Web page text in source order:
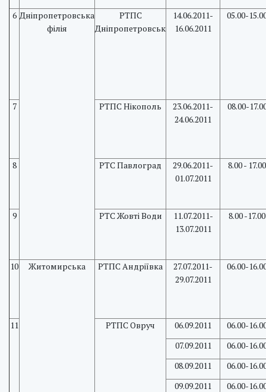
6 Дніпропетровська
філія
РТПС
Дніпропетровськ
14.06.2011-
16.06.2011
05.00-
7 РТПС Нікополь
23.06.2011-
24.06.2011
08.00-
8 РТС Павлоград
29.06.2011-
01.07.2011
8.00 - 17.00
9 РТС Жовті Води
11.07.2011-
13.07.2011
8.00 -17.00
10 Житомирська РТПС Андріївка
27.07.2011-
29.07.2011
06.00-
11 РТПС Овруч 06.09.2011
06.00-
07.09.2011
06.00-
08.09.2011
06.00-
09.09.2011
06.00-